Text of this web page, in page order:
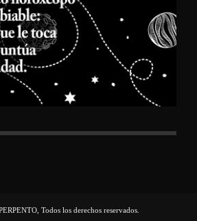
Todos los derechos reservados.